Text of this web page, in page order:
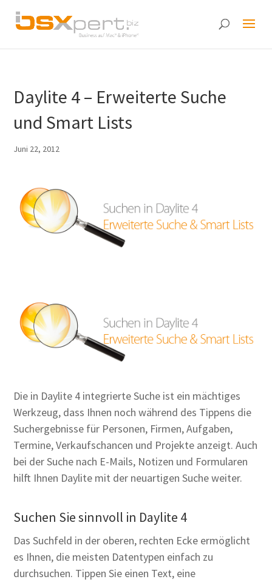
Daylite 4 – Erweiterte Suche
und Smart Lists
Juni 22, 2012
Die in Daylite 4 integrierte Suche ist ein mächtiges
Werkzeug, dass Ihnen noch während des Tippens die
Suchergebnisse für Personen, Firmen, Aufgaben,
Termine, Verkaufschancen und Projekte anzeigt. Auch
bei der Suche nach E-Mails, Notizen und Formularen
hilft Ihnen Daylite mit der neuartigen Suche weiter.
Suchen Sie sinnvoll in Daylite 4
Das Suchfeld in der oberen, rechten Ecke ermöglicht
es Ihnen, die meisten Datentypen einfach zu
durchsuchen. Tippen Sie einen Text, eine